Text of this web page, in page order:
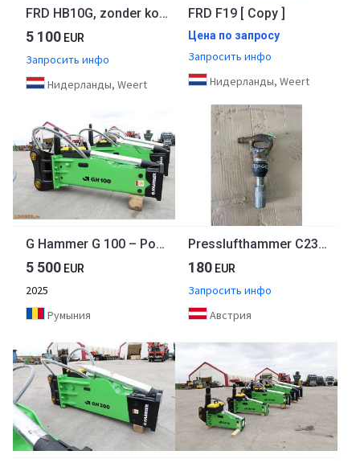
FRD HB10G, zonder kopplaat
5 100 EUR
Запросить инфо
Нидерланды, Weert
FRD F19 [ Copy ]
Цена по запросу
Запросить инфо
Нидерланды, Weert
G Hammer G 100 – Power, not noise! New, 2025 Model
5 500 EUR
2025
Румыния
Presslufthammer C230G010
180 EUR
Запросить инфо
Австрия